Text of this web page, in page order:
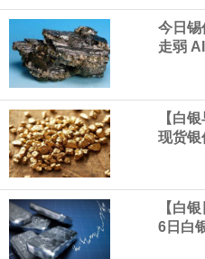
业务拓展至固定收益品类
周四，亚洲科技股下跌，
全球科技股波动性的加剧
芯片设备制造商东京电子
股价下跌超过10%。
WPP股价料创1992年以
今日锡
走弱
【白
现货银
【白
6日白